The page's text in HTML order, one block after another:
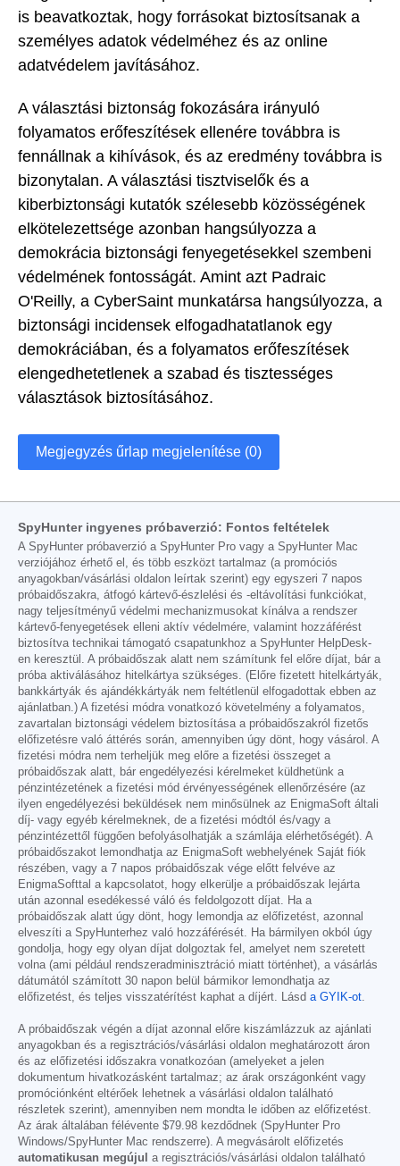
is beavatkoztak, hogy forrásokat biztosítsanak a
személyes adatok védelméhez és az online
adatvédelem javításához.
A választási biztonság fokozására irányuló
folyamatos erőfeszítések ellenére továbbra is
fennállnak a kihívások, és az eredmény továbbra is
bizonytalan. A választási tisztviselők és a
kiberbiztonsági kutatók szélesebb közösségének
elkötelezettsége azonban hangsúlyozza a
demokrácia biztonsági fenyegetésekkel szembeni
védelmének fontosságát. Amint azt Padraic
O'Reilly, a CyberSaint munkatársa hangsúlyozza, a
biztonsági incidensek elfogadhatatlanok egy
demokráciában, és a folyamatos erőfeszítések
elengedhetetlenek a szabad és tisztességes
választások biztosításához.
Megjegyzés űrlap megjelenítése (0)
SpyHunter ingyenes próbaverzió: Fontos feltételek
A SpyHunter próbaverzió a SpyHunter Pro vagy a SpyHunter Mac
verziójához érhető el, és több eszközt tartalmaz (a promóciós
anyagokban/vásárlási oldalon leírtak szerint) egy egyszeri 7 napos
próbaidőszakra, átfogó kártevő-észlelési és -eltávolítási funkciókat,
nagy teljesítményű védelmi mechanizmusokat kínálva a rendszer
kártevő-fenyegetések elleni aktív védelmére, valamint hozzáférést
biztosítva technikai támogató csapatunkhoz a SpyHunter HelpDesk-
en keresztül. A próbaidőszak alatt nem számítunk fel előre díjat, bár a
próba aktiválásához hitelkártya szükséges. (Előre fizetett hitelkártyák,
bankkártyák és ajándékkártyák nem feltétlenül elfogadottak ebben az
ajánlatban.) A fizetési módra vonatkozó követelmény a folyamatos,
zavartalan biztonsági védelem biztosítása a próbaidőszakról fizetős
előfizetésre való áttérés során, amennyiben úgy dönt, hogy vásárol. A
fizetési módra nem terheljük meg előre a fizetési összeget a
próbaidőszak alatt, bár engedélyezési kérelmeket küldhetünk a
pénzintézetének a fizetési mód érvényességének ellenőrzésére (az
ilyen engedélyezési beküldések nem minősülnek az EnigmaSoft általi
díj- vagy egyéb kérelmeknek, de a fizetési módtól és/vagy a
pénzintézettől függően befolyásolhatják a számlája elérhetőségét). A
próbaidőszakot lemondhatja az EnigmaSoft webhelyének Saját fiók
részében, vagy a 7 napos próbaidőszak vége előtt felvéve az
EnigmaSofttal a kapcsolatot, hogy elkerülje a próbaidőszak lejárta
után azonnal esedékessé váló és feldolgozott díjat. Ha a
próbaidőszak alatt úgy dönt, hogy lemondja az előfizetést, azonnal
elveszíti a SpyHunterhez való hozzáférését. Ha bármilyen okból úgy
gondolja, hogy egy olyan díjat dolgoztak fel, amelyet nem szeretett
volna (ami például rendszeradminisztráció miatt történhet), a vásárlás
dátumától számított 30 napon belül bármikor lemondhatja az
előfizetést, és teljes visszatérítést kaphat a díjért. Lásd a GYIK-ot.
A próbaidőszak végén a díjat azonnal előre kiszámlázzuk az ajánlati
anyagokban és a regisztrációs/vásárlási oldalon meghatározott áron
és az előfizetési időszakra vonatkozóan (amelyeket a jelen
dokumentum hivatkozásként tartalmaz; az árak országonként vagy
promóciónként eltérőek lehetnek a vásárlási oldalon található
részletek szerint), amennyiben nem mondta le időben az előfizetést.
Az árak általában félévente $79.98 kezdődnek (SpyHunter Pro
Windows/SpyHunter Mac rendszerre). A megvásárolt előfizetés
automatikusan megújul
a regisztrációs/vásárlási oldalon található